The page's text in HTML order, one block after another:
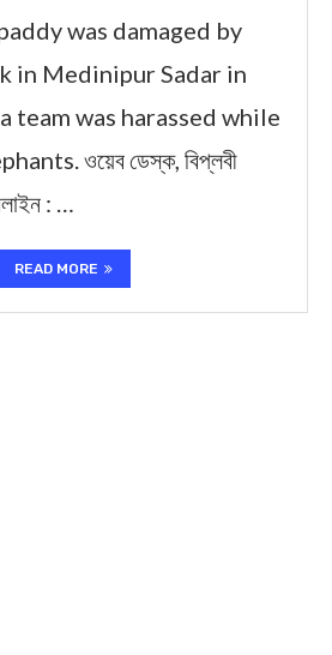
was damaged by
in Medinipur Sadar in
team was harassed while
ওয়েব ডেস্ক, বিপ্লবী
: …
READ MORE